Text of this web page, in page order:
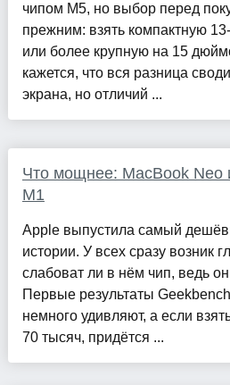
чипом M5, но выбор перед
прежним: взять компактную
или более крупную на 15
кажется, что вся разница
экрана, но отличий ...
Что мощнее: MacBook Neo
M1
Apple выпустила самый
истории. У всех сразу возник
слабоват ли в нём чип, ведь
Первые результаты
немного удивляют, а если
70 тысяч, придётся ...